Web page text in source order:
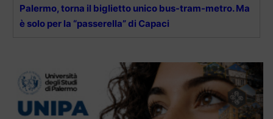
Palermo, torna il biglietto unico bus-tram-metro. Ma
è solo per la “passerella” di Capaci